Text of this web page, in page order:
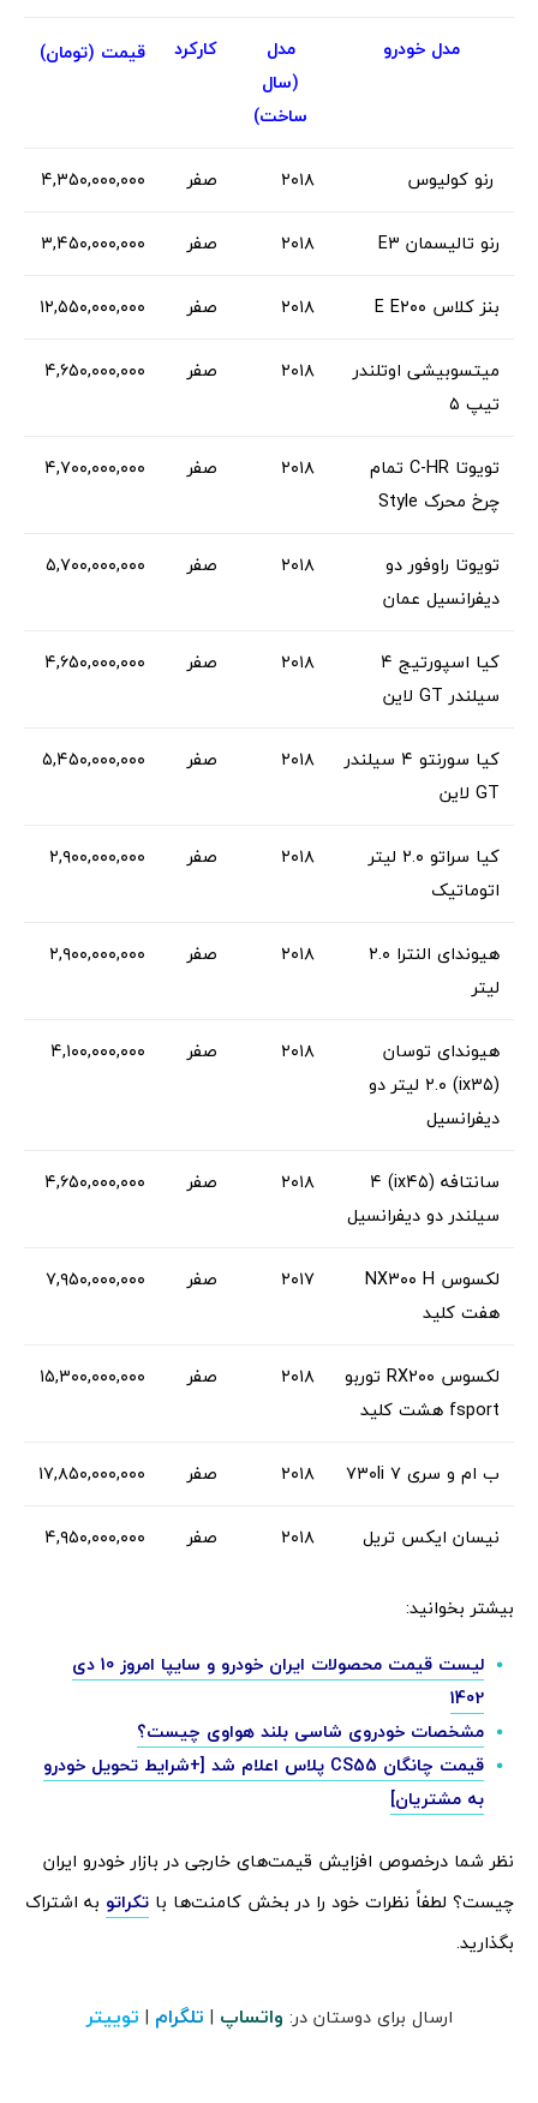
مدل خودرو
مدل
(سال
ساخت)
کارکرد قیمت (تومان)
رنو کولیوس ۲۰۱۸ صفر ۴,۳۵۰,۰۰۰,۰۰۰
رنو تالیسمان E۳ ۲۰۱۸ صفر ۳,۴۵۰,۰۰۰,۰۰۰
بنز کلاس E E۲۰۰ ۲۰۱۸ صفر ۱۲,۵۵۰,۰۰۰,۰۰۰
میتسوبیشی اوتلندر
تیپ ۵
۲۰۱۸ صفر ۴,۶۵۰,۰۰۰,۰۰۰
تویوتا C-HR تمام
چرخ محرک Style
۲۰۱۸ صفر ۴,۷۰۰,۰۰۰,۰۰۰
تویوتا راوفور دو
دیفرانسیل عمان
۲۰۱۸ صفر ۵,۷۰۰,۰۰۰,۰۰۰
کیا اسپورتیج ۴
سیلندر GT لاین
۲۰۱۸ صفر ۴,۶۵۰,۰۰۰,۰۰۰
کیا سورنتو ۴ سیلندر
GT لاین
۲۰۱۸ صفر ۵,۴۵۰,۰۰۰,۰۰۰
کیا سراتو ۲.۰ لیتر
اتوماتیک
۲۰۱۸ صفر ۲,۹۰۰,۰۰۰,۰۰۰
هیوندای النترا ۲.۰
لیتر
۲۰۱۸ صفر ۲,۹۰۰,۰۰۰,۰۰۰
هیوندای توسان
(ix۳۵) ۲.۰ لیتر دو
دیفرانسیل
۲۰۱۸ صفر ۴,۱۰۰,۰۰۰,۰۰۰
سانتافه (ix۴۵) ۴
سیلندر دو دیفرانسیل
۲۰۱۸ صفر ۴,۶۵۰,۰۰۰,۰۰۰
لکسوس NX۳۰۰ H
هفت کلید
۲۰‍۱۷ صفر ۷,۹۵۰,۰۰۰,۰۰۰
لکسوس RX۲۰۰ توربو
fsport هشت کلید
۲۰۱۸ صفر ۱۵,۳۰۰,۰۰۰,۰۰۰
ب ام و سری ۷ ۷۳۰li ۲۰۱۸ صفر ۱۷,۸۵۰,۰۰۰,۰۰۰
نیسان ایکس تریل ۲۰۱۸ صفر ۴,۹۵۰,۰۰۰,۰۰۰
بیشتر بخوانید:
لیست قیمت محصولات ایران خودرو و سایپا امروز 10 دی
1402
مشخصات خودروی شاسی بلند هواوی چیست؟
قیمت چانگان CS55 پلاس اعلام شد [+شرایط تحویل خودرو
به مشتریان]
نظر شما درخصوص افزایش قیمت‌های خارجی در بازار خودرو ایران
چیست؟ لطفاً نظرات خود را در بخش کامنت‌ها با تکراتو به اشتراک
بگذارید.
ارسال برای دوستان در: واتساپ | تلگرام | توییتر